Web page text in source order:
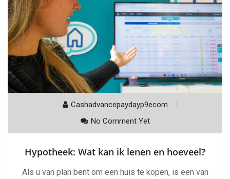
Cashadvancepaydayp9ecom
No Comment Yet
Hypotheek: Wat kan ik lenen en hoeveel?
Als u van plan bent om een huis te kopen, is een van